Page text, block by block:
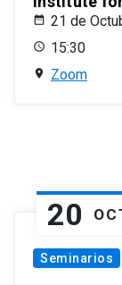
21 de
15:30
Zoom
20
Seminarios